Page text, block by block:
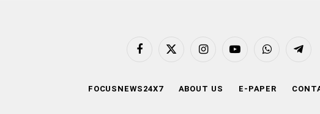
Facebook
X
InstagramYouTubeWhatsApp
FOCUSNEWS24X7 ABOUT US E-PAPER